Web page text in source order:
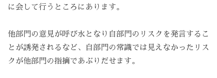
に会して行うところにあります。
他部門の意見が呼び水となり自部門のリスクを発言するこ
とが誘発されるなど、自部門の常識では見えなかったリス
クが他部門の指摘であぶりだせます。